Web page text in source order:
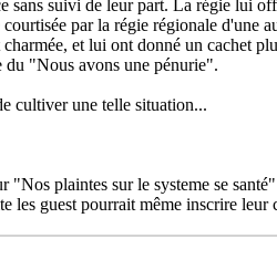
sans suivi de leur part. La régie lui
courtisée par la régie régionale
et lui ont donné un cachet
du "Nous avons une pénurie".
cultiver une telle situation...
plaintes sur le systeme se
les guest pourrait même inscrire leur